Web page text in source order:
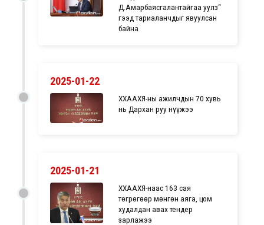
Д.Амарбаясгалантайгаа уулз“
гээд тариаланчдыг явуулсан
байна
2025-01-22
ХХААХҮЯ-ны ажилчдын 70 хувь
нь Дархан руу нүүжээ
2025-01-21
ХХААХҮЯ-наас 163 сая
төгрөгөөр мөнгөн аяга, цом
худалдан авах тендер
зарлажээ